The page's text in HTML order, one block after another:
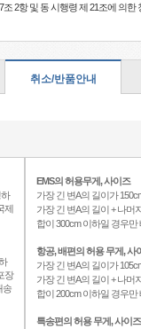
2항 및 동 시행령 제 21조에 의
취소/반품안내
제
장
송
EMS의 허용무게, 사이즈
가장 긴 변A의 길이가
가장 긴 변A의 길이 + 나머
합이 300cm 이하일 경우만
항공, 배편의 허용 무게, 사
가장 긴 변A의 길이가
가장 긴 변A의 길이 + 나머
합이 200cm 이하일 경우만
특송편의 허용 무게, 사이즈